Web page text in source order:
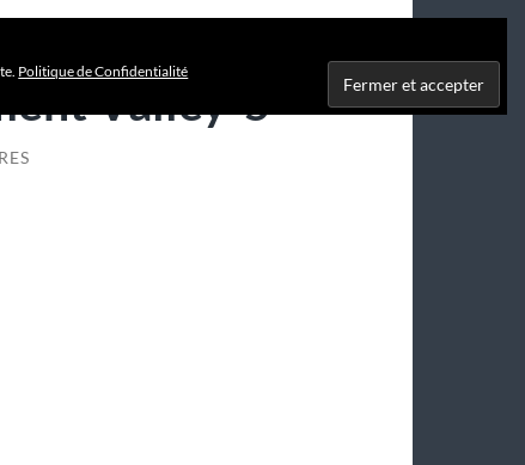
Valley-5
Politique de Confidentialité